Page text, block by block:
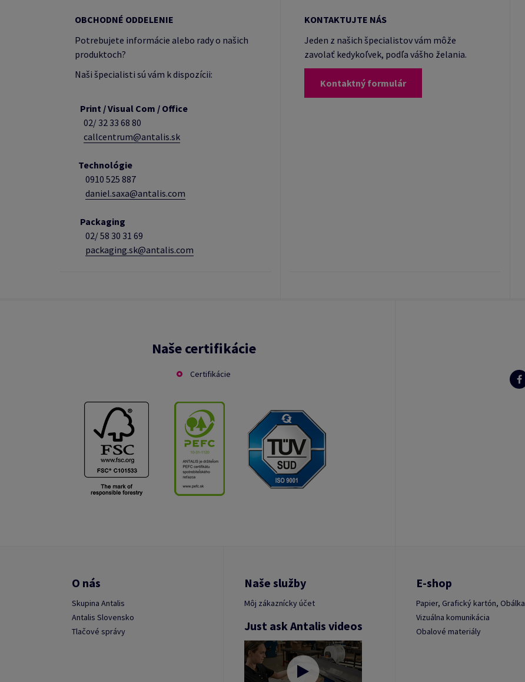
OBCHODNÉ ODDELENIE
Potrebujete informácie alebo rady o našich
produktoch?
Naši špecialisti sú vám k dispozícii:
Print / Visual Com / Office
02/ 32 33 68 80
callcentrum@antalis.sk
Technológie
0910 525 887
daniel.saxa@antalis.com
Packaging
02/58 30 31 69
packaging.sk@antalis.com
KONTAKTUJTE NÁS
Jeden z našich špecialistov vám môže
zavolať kedykoľvek, podľa vášho želania.
Kontaktný formulár
Naše certifikácie
Certifikácie
O nás
Skupina Antalis
Antalis Slovensko
Tlačové správy
Naše služby
Môj zákaznícky účet
Just ask Antalis videos
E-shop
Papier, Grafický kartón, Obálka
Vizuálna komunikácia
Obalové materiály